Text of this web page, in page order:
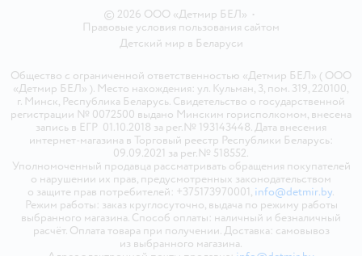
© 2026 ООО «Детмир БЕЛ» •
Правовые условия пользования сайтом
Детский мир в Беларуси
Общество с ограниченной ответственностью «Детмир БЕЛ» ( ООО
«Детмир БЕЛ» ). Место нахождения: ул. Кульман, 3, пом. 319, 220100,
г. Минск, Республика Беларусь. Свидетельство о государственной
регистрации № 0072500 выдано Минским горисполкомом, внесена
запись в ЕГР 01.10.2018 за рег.№ 193143448. Дата внесения
интернет-магазина в Торговый реестр Республики Беларусь:
09.09.2021 за рег.№ 518552.
Уполномоченный продавца рассматривать обращения покупателей
о нарушении их прав, предусмотренных законодательством
о защите прав потребителей: +375173970001, info@detmir.by.
Режим работы: заказ круглосуточно, выдача по режиму работы
выбранного магазина. Способ оплаты: наличный и безналичный
расчёт. Оплата товара при получении. Доставка: самовывоз
из выбранного магазина.